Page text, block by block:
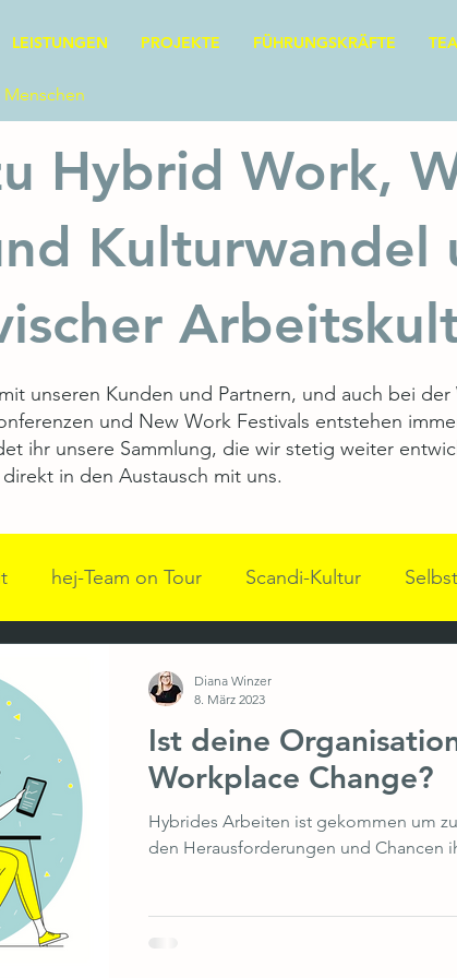
Menschen
LEISTUNGEN PROJEKTE FÜHRUNGSKRÄFTE
Hybrid Work,
Kulturwandel
unseren Kunden und Partnern, und auch bei
und New Work Festivals entstehen
ihr unsere Sammlung, die wir stetig weiter
in den Austausch mit uns.
hej-Team on Tour Scandi-Kultur
Führung WWN Impulsgeber und
Change & Kommunikation Workplace
Transformation
Ist deine
Workplace Change?
Hybrides Arbeiten ist gekommen um
den Herausforderungen und Chancen
Diana Winzer
8. März 2023